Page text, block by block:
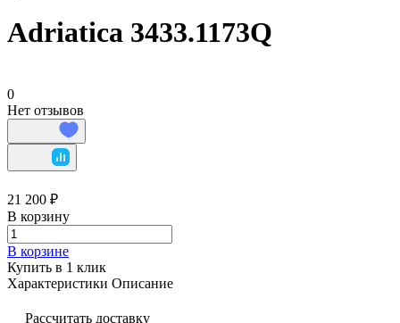
Adriatica 3433.1173Q
0
Нет отзывов
21 200 ₽
В корзину
В корзине
Купить в 1 клик
Характеристики Описание
Рассчитать доставку